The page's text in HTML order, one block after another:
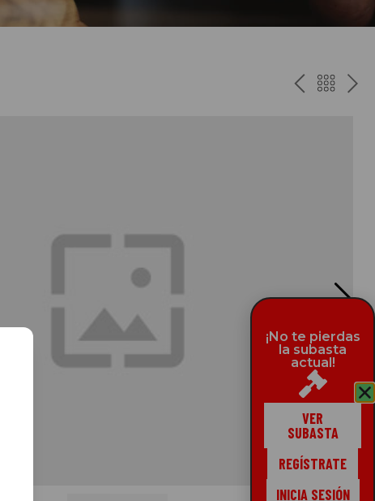
¡No te pierdas
la subasta
actual!
VER
SUBASTA
REGÍSTRATE
INICIA SESIÓN